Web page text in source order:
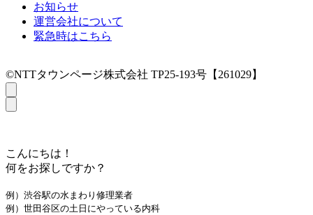
お知らせ
運営会社について
緊急時はこちら
©NTTタウンページ株式会社 TP25-193号【261029】
こんにちは！
何をお探しですか？
例）渋谷駅の水まわり修理業者
例）世田谷区の土日にやっている内科